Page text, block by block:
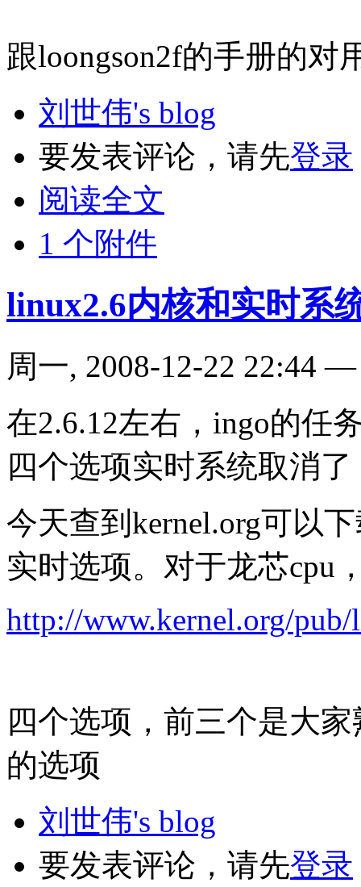
跟loongson2f的手册的对
刘世伟's blog
要发表评论，请先登录
阅读全文
1 个附件
linux2.6内核和实时系
周一, 2008-12-22 22:44
在2.6.12左右，ingo的任
四个选项实时系统取消
今天查到kernel.org可以
实时选项。对于龙芯cpu
http://www.kernel.org/
四个选项，前三个是大
的选项
刘世伟's blog
要发表评论，请先登录